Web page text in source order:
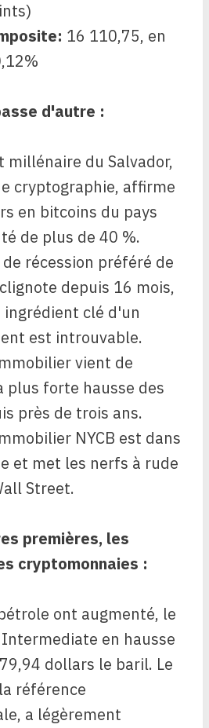
: 16 110,75, en
d'autre :
millénaire du Salvador,
cryptographie, affirme
en bitcoins du pays
de plus de 40 %.
récession préféré de
depuis 16 mois,
clé d'un
est introuvable.
vient de
plus forte hausse des
près de trois ans.
NYCB est dans
et met les nerfs à rude
Street.
premières, les
cryptomonnaies :
ont augmenté, le
en hausse
dollars le baril. Le
référence
a légèrement